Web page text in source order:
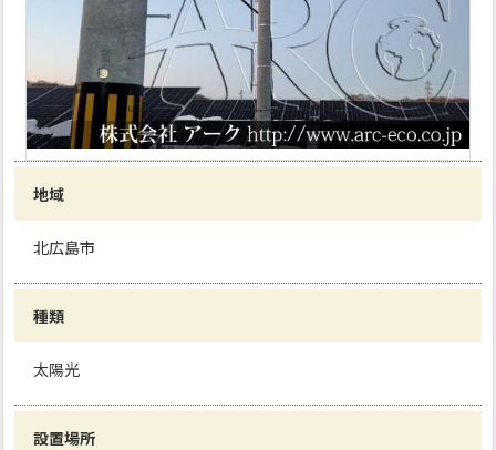
地域
北広島市
種類
太陽光
設置場所